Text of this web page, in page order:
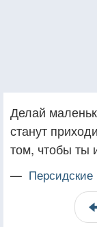
Делай
станут
том, чтобы ты
— Персидские